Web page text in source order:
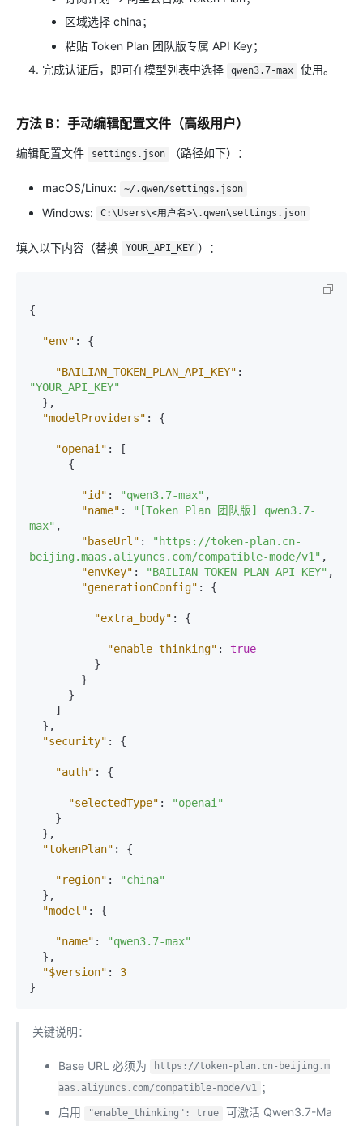
区域选择 china；
粘贴 Token Plan 团队版专属 API Key；
完成认证后，即可在模型列表中选择
qwen3.7-max 使用。
方法 B：手动编辑配置文件（高级用户）
编辑配置文件 settings.json （路径如下）：
macOS/Linux: ~/.qwen/settings.json
Windows: C:\Users\<用户名>\.qwen\settings.json
填入以下内容（替换 YOUR_API_KEY ）：
{
"env" : {
"BAILIAN_TOKEN_PLAN_API_KEY" :
"YOUR_API_KEY"
} ,
"modelProviders" : {
"openai" :
[
{
"id" : "qwen3.7-max" ,
"name" :
"[Token Plan 团队版] qwen3.7-
max" ,
"baseUrl" :
"https://token-plan.cn-
beijing.maas.aliyuncs.com/compatible-mode/v1" ,
"envKey" : "BAILIAN_TOKEN_PLAN_API_KEY" ,
"generationConfig" : {
"extra_body" : {
"enable_thinking" :
true
}
}
}
]
} ,
"security" : {
"auth" : {
"selectedType" :
"openai"
}
} ,
"tokenPlan" : {
"region" :
"china"
} ,
"model" : {
"name" :
"qwen3.7-max"
} ,
"$version" :
3
}
关键说明：
Base URL 必须为
https://token-plan.cn-beijing.m
aas.aliyuncs.com/compatible-mode/v1 ；
启用
"enable_thinking": true
可激活 Qwen3.7-Ma